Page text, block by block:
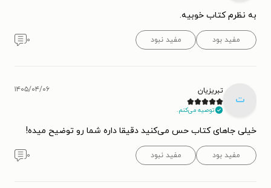
به نظرم کتاب خوبیه.
مفید بود مفید نبود ۰
ت
تبریزیان
توصیه می‌کنم.
۱۴۰۵/۰۴/۰۶
خیلی جاهای کتاب حس می‌کنید دقیقا داره شما رو توضیح میده!
مفید بود مفید نبود ۰